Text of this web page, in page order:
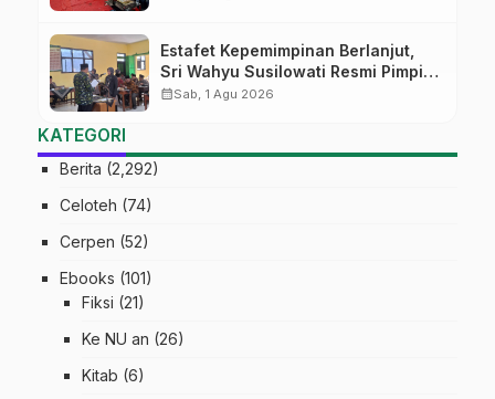
Estafet Kepemimpinan Berlanjut,
Sri Wahyu Susilowati Resmi Pimpin
MTs Ma’arif Sapuran
calendar_monthSab, 1 Agu 2026
KATEGORI
Berita (2,292)
Celoteh (74)
Cerpen (52)
Ebooks (101)
Fiksi (21)
Ke NU an (26)
Kitab (6)